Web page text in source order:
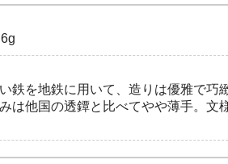
鉄を地鉄に用いて、造りは優雅で巧
は他国の透鐔と比べてやや薄手。文